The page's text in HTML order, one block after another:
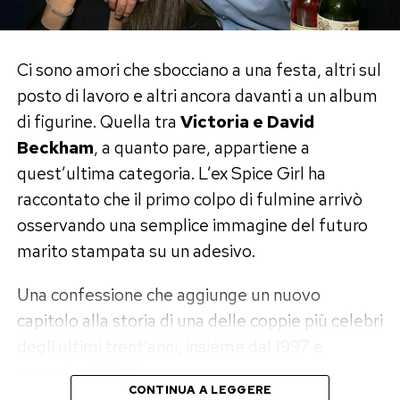
sempre al centro il valore della famiglia.
E se la fotografia da culturista ha strappato
sorrisi ricordando quella di dieci anni fa, il vero
protagonista della gallery è stato Cristiano Jr.
Per molti tifosi il tempo sembra essere volato: il
bambino che accompagnava il padre alle
premiazioni è ormai un ragazzo che lo guarda…
dall’alto.
Con loro stanno trascorrendo alcuni giorni di
vacanza anche il figlio Romeo Beckham , 23
anni, insieme alla fidanzataKim Turnbull , 25
anni. La famiglia ha scelto di vivere il
Mediterraneo alternando uscite in mare, bagni e
momenti di convivialità sul ponte
dell’imbarcazione.
Il barbecue firmato David Beckham
David Beckham ha indossato i panni del
perfetto padrone di casa.
L’ex calciatore ha preparato un barbecue per
Ci sono amori che sbocciano a una festa, altri sul
posto di lavoro e altri ancora davanti a un album
di figurine. Quella traVictoria e David
Beckham, a quanto pare, appartiene a
quest’ultima categoria. L’ex Spice Girl ha
raccontato che il primo colpo di fulmine arrivò
osservando una semplice immagine del futuro
marito stampata su un adesivo.
Una confessione che aggiunge un nuovo
capitolo alla storia di una delle coppie più celebri
sposata dal 1999.
CONTINUA A LEGGERE